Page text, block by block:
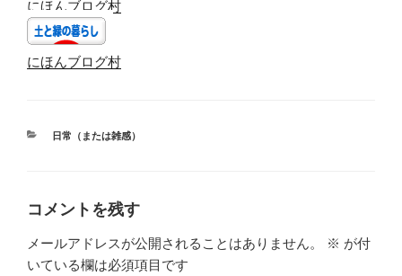
にほんブログ村
にほんブログ村
カ
日常（または雑感）
コメントを残す
メールアドレスが公開されることはありません。 ※ が付
いている欄は必須項目です